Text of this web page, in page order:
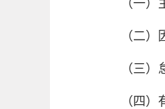
（一
（二
（三
（四